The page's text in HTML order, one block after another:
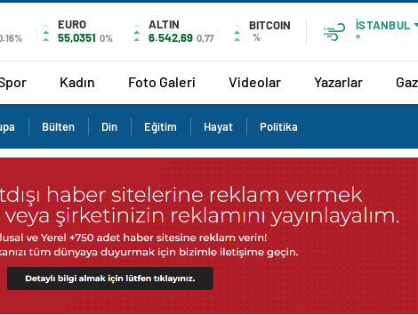
EURO
55,0351 0%
ALTIN
6.542,69 0,77
BITCOIN
%
İSTANBUL
°
Kadın Foto Galeri Videolar Yazarlar
Bülten Din Eğitim Hayat Politika